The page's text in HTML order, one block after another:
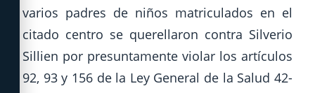
varios padres de niños matriculados en el
citado centro se querellaron contra Silverio
Sillien por presuntamente violar los artículos
92, 93 y 156 de la Ley General de la Salud 42-